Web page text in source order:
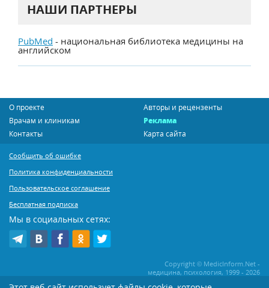
НАШИ ПАРТНЕРЫ
PubMed - национальная библиотека медицины на
английском
О проекте
Авторы и рецензенты
Врачам и клиникам
Реклама
Контакты
Карта сайта
Сообщить об ошибке
Политика конфиденциальности
Пользовательское соглашение
Бесплатная подписка
Мы в социальных сетях:
Copyright © MedicInform.Net -
медицина, психология, 1999 - 2026